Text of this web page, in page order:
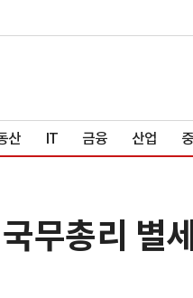
산 IT 금융 산업
무총리 별